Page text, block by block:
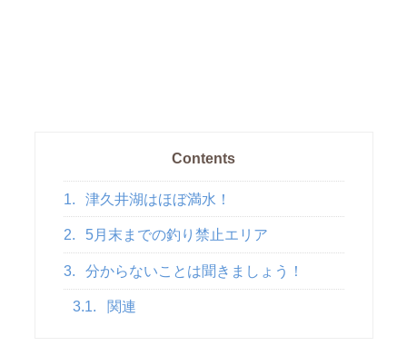
Contents
1. 津久井湖はほぼ満水！
2. 5月末までの釣り禁止エリア
3. 分からないことは聞きましょう！
3.1. 関連